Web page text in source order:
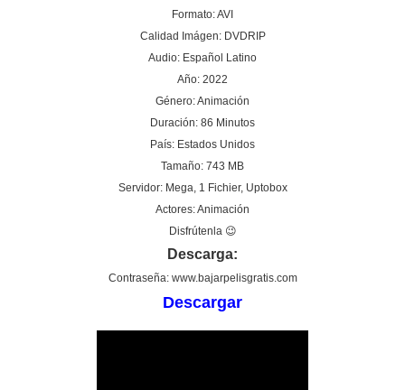
Formato: AVI
Calidad Imágen: DVDRIP
Audio: Español Latino
Año: 2022
Género: Animación
Duración: 86 Minutos
País: Estados Unidos
Tamaño: 743 MB
Servidor: Mega, 1 Fichier, Uptobox
Actores: Animación
Disfrútenla 😉
Descarga:
Contraseña: www.bajarpelisgratis.com
Descargar